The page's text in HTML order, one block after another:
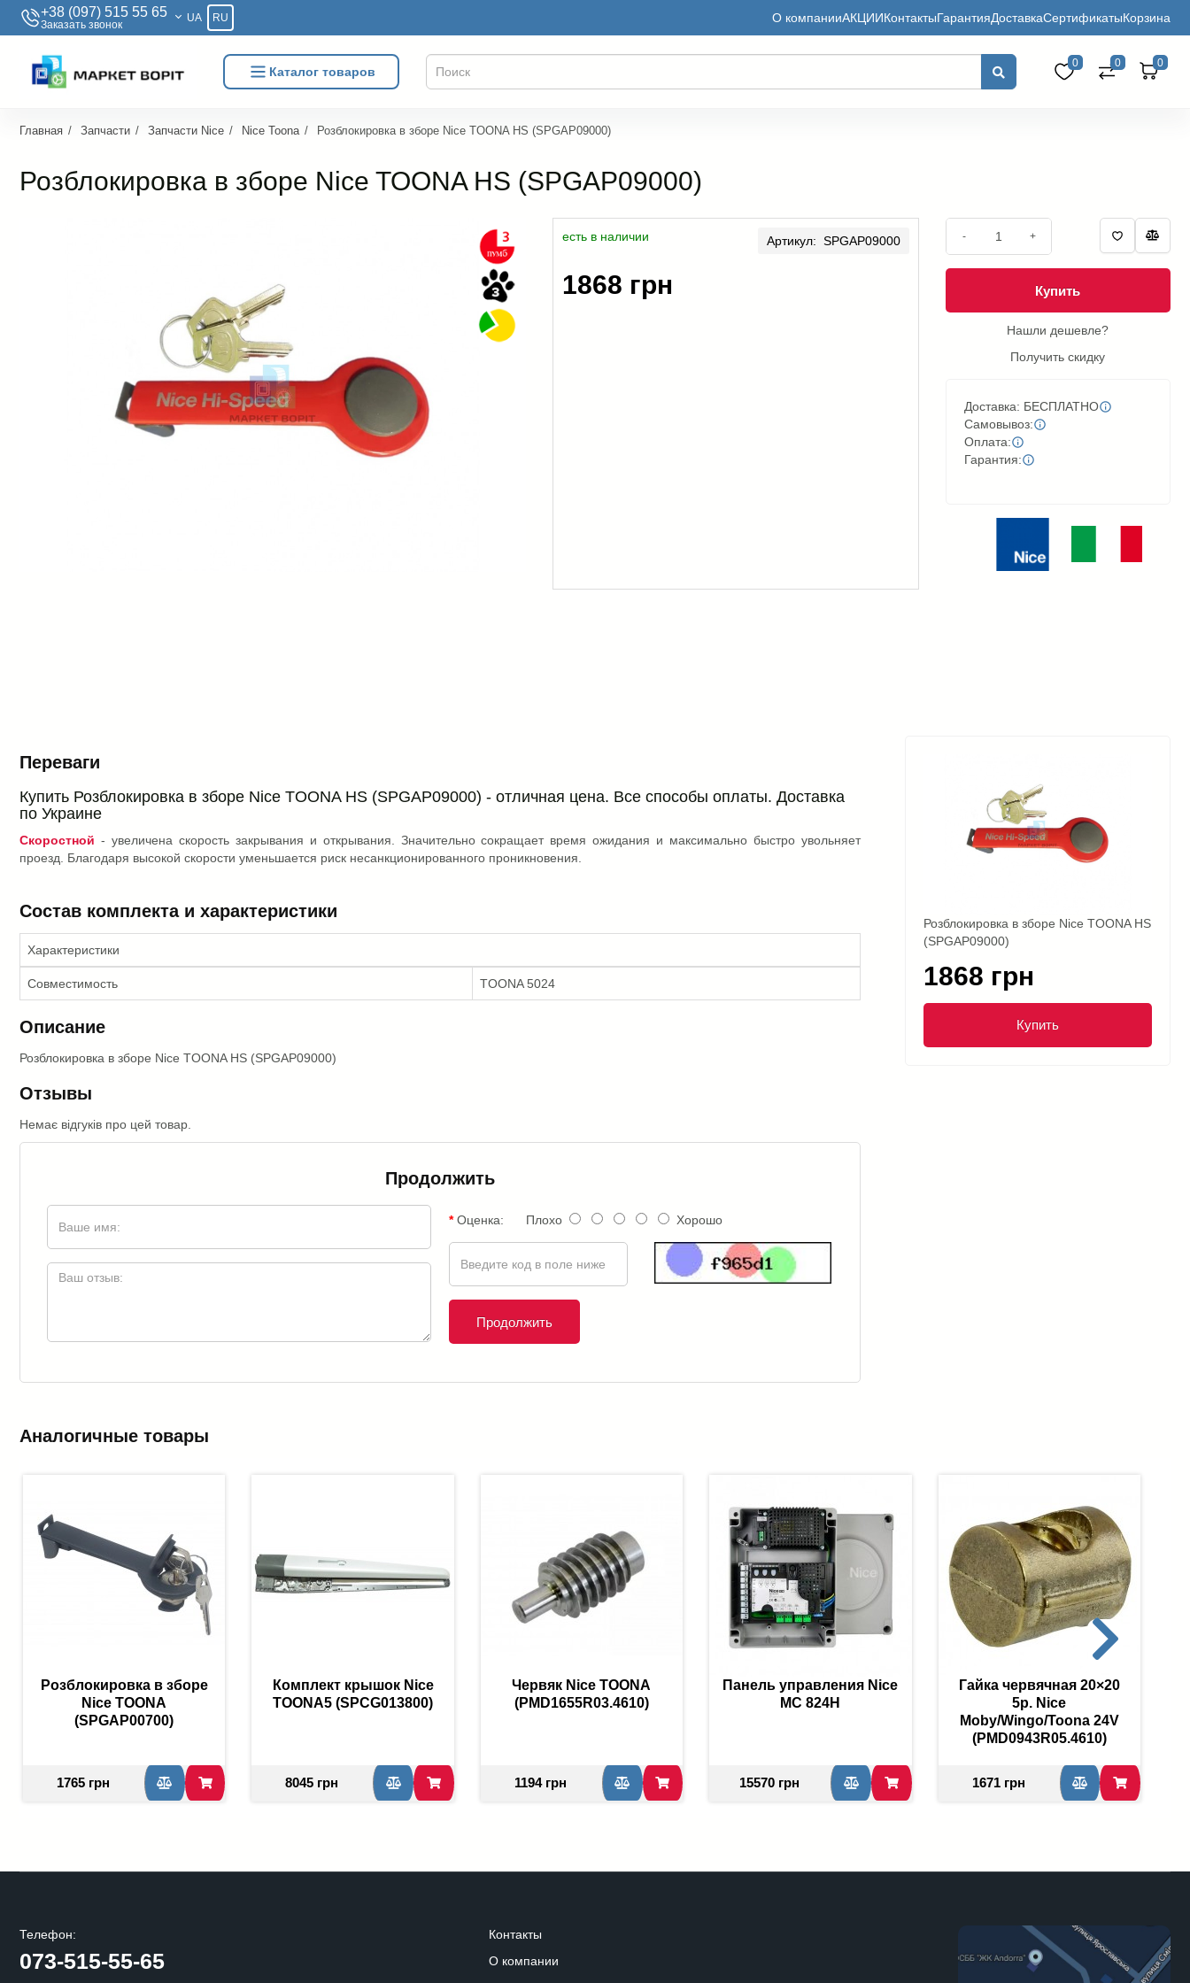
+38 (097) 515 55 65
Заказать звонок
UA RU О компанииАКЦИИКонтактыГарантияДоставкаСертификатыКорзина
Каталог товаров
0 0 0
Главная Запчасти Запчасти Nice Nice Toona Розблокировка в зборе Nice TOONA HS (SPGAP09000)
Розблокировка в зборе Nice TOONA HS (SPGAP09000)
есть в наличии Артикул: SPGAP09000
1868 грн
- +
Купить
Нашли дешевле?
Получить скидку
Доставка: БЕСПЛАТНО
Самовывоз:
Оплата:
Гарантия:
Розблокировка в зборе Nice TOONA HS
(SPGAP09000)
1868 грн
Купить
Переваги
Купить Розблокировка в зборе Nice TOONA HS (SPGAP09000) - отличная цена. Все способы оплаты. Доставка
по Украине
Скоростной - увеличена скорость закрывания и открывания. Значительно сокращает время ожидания и максимально быстро увольняет
проезд. Благодаря высокой скорости уменьшается риск несанкционированного проникновения.
Состав комплекта и характеристики
Характеристики
Совместимость TOONA 5024
Описание
Розблокировка в зборе Nice TOONA HS (SPGAP09000)
Отзывы
Немає відгуків про цей товар.
Продолжить
Оценка: Плохо Хорошо
Продолжить
Аналогичные товары
Розблокировка в зборе
Nice TOONA
(SPGAP00700)
1765 грн
Комплект крышок Nice
TOONA5 (SPCG013800)
8045 грн
Червяк Nice ТOONA
(PMD1655R03.4610)
1194 грн
Панель управления Nice
МС 824Н
15570 грн
Гайка червячная 20×20
5p. Nice
Moby/Wingo/Toona 24V
(PMD0943R05.4610)
1671 грн
Телефон:
073-515-55-65
Контакты
О компании